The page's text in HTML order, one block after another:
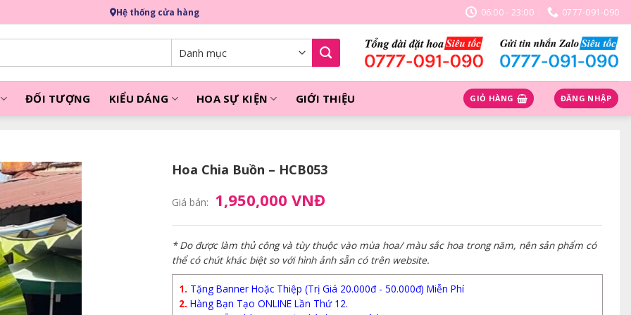
Hệ thống cửa hàng 06:00 - 23:00 0777-091-090
ĐỐI TƯỢNG KIỂU DÁNG HOA SỰ KIỆN GIỚI THIỆU GIỎ HÀNG ĐĂNG NHẬP
Hoa Chia Buồn – HCB053
Giá bán: 1,950,000 VNĐ
* Do được làm thủ công và tùy thuộc vào mùa hoa/ màu sắc hoa trong năm, nên sản phẩm có
thể có chút khác biệt so với hình ảnh sẵn có trên website.
1. Tặng Banner Hoặc Thiệp (Trị Giá 20.000đ - 50.000đ) Miễn Phí
2. Hàng Bạn Tạo ONLINE Lần Thứ 12.